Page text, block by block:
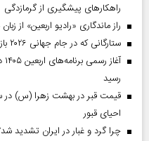
راهکارهای پیشگیری از گرمازدگی
راز ماندگاری «رادیو اربعین» از
ستارگانی که در جام جهانی ۲۰۲۶ بازی نکردند
رسید
احیای قبور
چرا گرد و غبار در ایران تشدید